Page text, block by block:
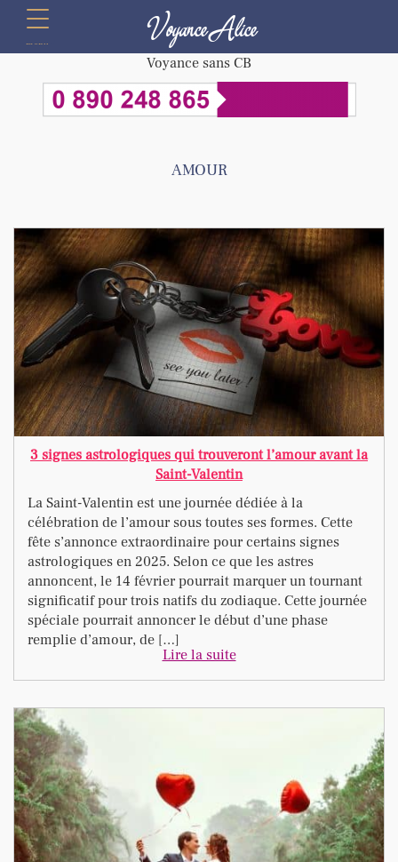
Voyance Alice
Voyance sans CB
AMOUR
3 signes astrologiques qui trouveront l’amour avant la
Saint-Valentin
La Saint-Valentin est une journée dédiée à la
célébration de l’amour sous toutes ses formes. Cette
fête s’annonce extraordinaire pour certains signes
astrologiques en 2025. Selon ce que les astres
annoncent, le 14 février pourrait marquer un tournant
significatif pour trois natifs du zodiaque. Cette journée
spéciale pourrait annoncer le début d’une phase
remplie d’amour, de […]
Lire la suite
menu